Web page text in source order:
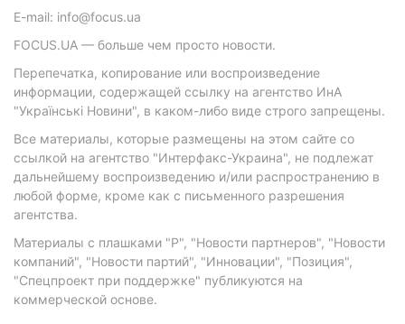
E-mail: info@focus.ua
FOCUS.UA — больше чем просто новости.
Перепечатка, копирование или воспроизведение
информации, содержащей ссылку на агентство ИнА
"Українські Новини", в каком-либо виде строго запрещены.
Все материалы, которые размещены на этом сайте со
ссылкой на агентство "Интерфакс-Украина", не подлежат
дальнейшему воспроизведению и/или распространению в
любой форме, кроме как с письменного разрешения
агентства.
Материалы с плашками "Р", "Новости партнеров", "Новости
компаний", "Новости партий", "Инновации", "Позиция",
"Спецпроект при поддержке" публикуются на
коммерческой основе.